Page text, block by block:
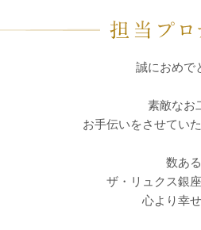
誠におめで
素敵なお
お手伝いをさせてい
数あ
ザ・リュクス銀
心より幸
予